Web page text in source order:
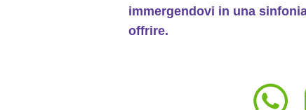
immergendovi in una
offrire.